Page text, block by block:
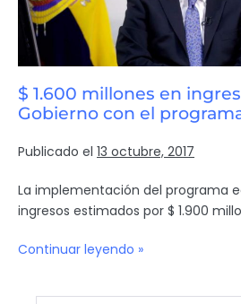
$ 1.600 millones en
Gobierno con el
Publicado el 13 octubre, 2017
La implementación del programa
ingresos estimados por $ 1.900
Continuar leyendo »